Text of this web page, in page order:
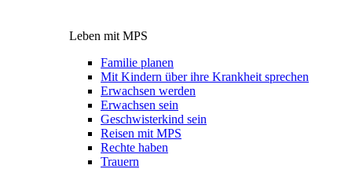
Leben mit MPS
Familie planen
Mit Kindern über ihre Krankheit sprechen
Erwachsen werden
Erwachsen sein
Geschwisterkind sein
Reisen mit MPS
Rechte haben
Trauern